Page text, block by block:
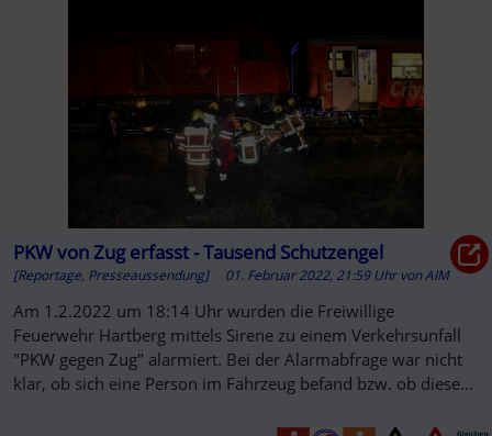
PKW von Zug erfasst - Tausend Schutzengel
[Reportage, Presseaussendung] 01. Februar 2022, 21:59 Uhr vonAIM
Am 1.2.2022 um 18:14 Uhr wurden die Freiwillige
Feuerwehr Hartberg mittels Sirene zu einem Verkehrsunfall
"PKW gegen Zug" alarmiert. Bei der Alarmabfrage war nicht
klar, ob sich eine Person im Fahrzeug befand bzw. ob diese